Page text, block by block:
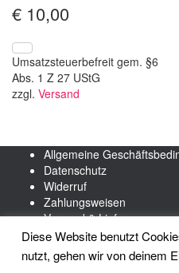
€ 10,00
Umsatzsteuerbefreit gem. §6
Abs. 1 Z 27 UStG
zzgl. Versand
Allgemeine
Datenschutz
Widerruf
Zahlungsweisen
Versand & Lieferung
Impressum
Diese Website benutzt
nutzt, gehen wir von deinem